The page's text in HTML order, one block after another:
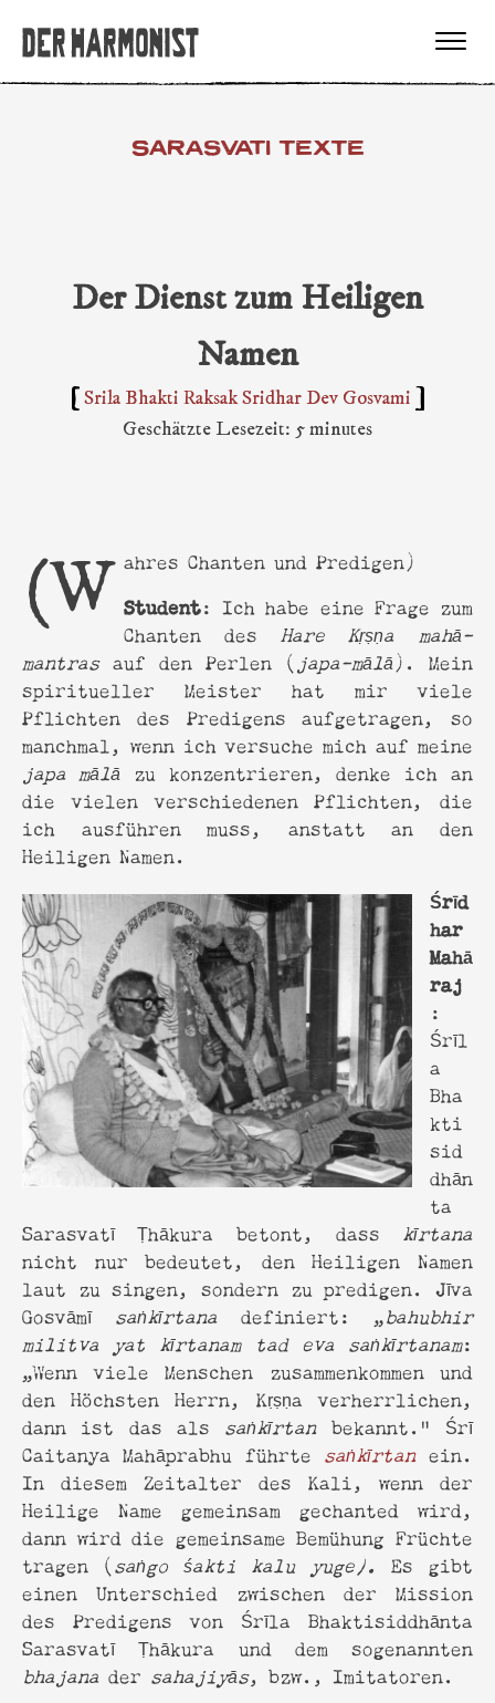
SARASVATI TEXTE
Der Dienst zum Heiligen
Namen
Srila Bhakti Raksak Sridhar Dev Gosvami
Geschätzte Lesezeit: 5 minutes
(Wahres Chanten und Predigen)
Student: Ich habe eine Frage zum
Chanten des Hare Kṛṣṇa
mahā-
mantrasauf den Perlen ( japa-mālā). Mein
spiritueller Meister hat mir viele
Pflichten des Predigens aufgetragen, so
manchmal, wenn ich versuche mich auf meine
japa mālāzu konzentrieren, denke ich an
die vielen verschiedenen Pflichten, die
ich ausführen muss, anstatt an den
Heiligen Namen.
Śrīd
har
Mahā
raj
:
Śrīl
a
Bha
kti
sid
dhān
ta
Sarasvatī Ṭhākura betont, dass kīrtana
nicht nur bedeutet, den Heiligen Namen
laut zu singen, sondern zu predigen. Jīva
Gosvāmī saṅkīrtanadefiniert: „bahubhir
militva yat kīrtanam tad eva saṅkīrtanam:
„Wenn viele Menschen zusammenkommen und
den Höchsten Herrn, Kṛṣṇa verherrlichen,
dann ist das als saṅkīrtanbekannt.“ Śrī
Caitanya Mahāprabhu führte saṅkīrtanein.
In diesem Zeitalter des Kali, wenn der
Heilige Name gemeinsam gechanted wird,
dann wird die gemeinsame Bemühung Früchte
tragen (saṅgo śakti kalu yuge). Es gibt
einen Unterschied zwischen der Mission
des Predigens von Śrīla Bhaktisiddhānta
Sarasvatī Ṭhākura und dem sogenannten
bhajanader sahajiyās, bzw., Imitatoren.